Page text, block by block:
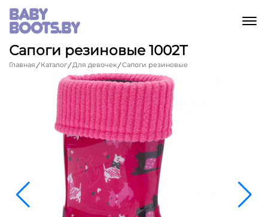
Сапоги резиновые 1002Т
Главная Каталог Для девочек Сапоги резиновые